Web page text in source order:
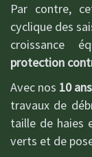
Par contre,
cyclique des
croissance
protection
Avec nos 10
travaux de
taille de haies
verts et de